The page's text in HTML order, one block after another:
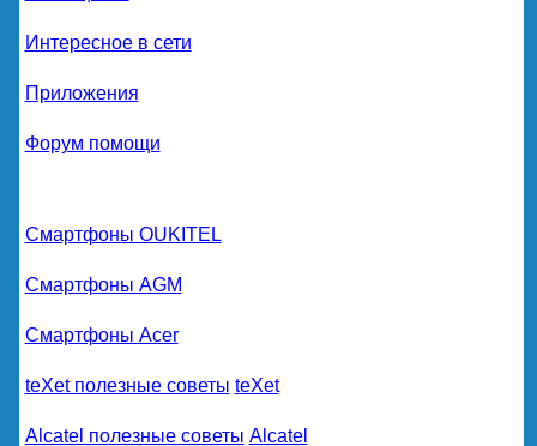
Интересное в сети
Приложения
Форум помощи
Смартфоны OUKITEL
Смартфоны AGM
Смартфоны Acer
teXet полезные советы teXet
Alcatel полезные советы Alcatel